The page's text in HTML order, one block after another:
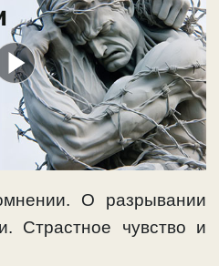
О разрывании
Страстное чувство и